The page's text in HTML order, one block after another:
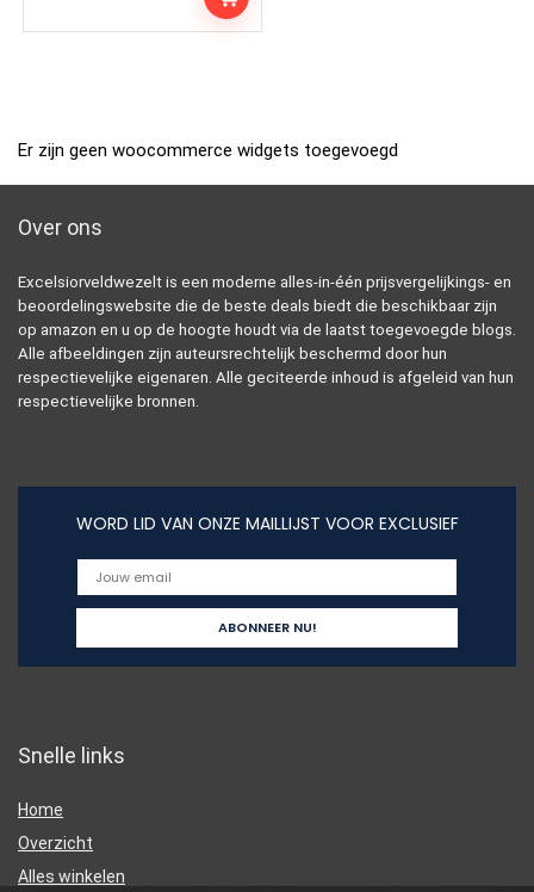
Er zijn geen woocommerce widgets toegevoegd
Over ons
Excelsiorveldwezelt is een moderne alles-in-één prijsvergelijkings- en
beoordelingswebsite die de beste deals biedt die beschikbaar zijn
op amazon en u op de hoogte houdt via de laatst toegevoegde blogs.
Alle afbeeldingen zijn auteursrechtelijk beschermd door hun
respectievelijke eigenaren. Alle geciteerde inhoud is afgeleid van hun
respectievelijke bronnen.
WORD LID VAN ONZE MAILLIJST VOOR EXCLUSIEF
Snelle links
Home
Overzicht
Alles winkelen